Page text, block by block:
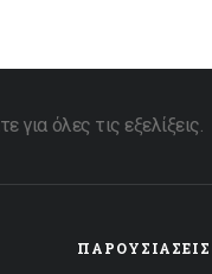
για όλες τις εξελίξεις.
ΠΑΡΟΥΣΙΆΣΕΙΣ